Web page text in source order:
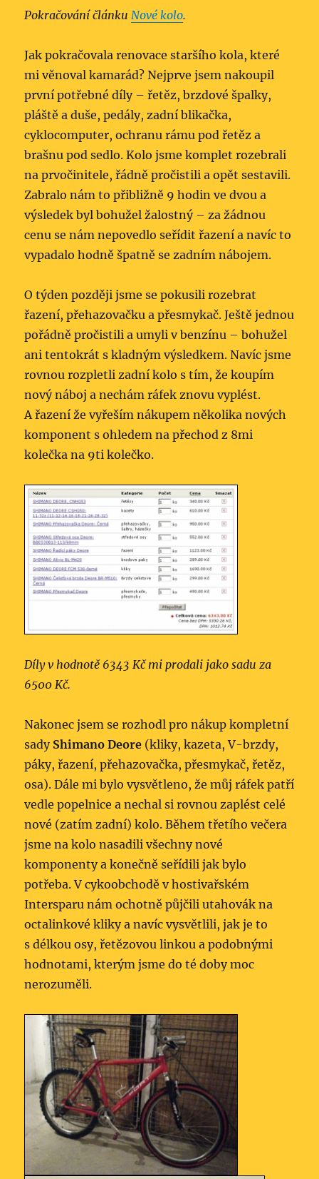
Pokračování článku Nové kolo.
Jak pokračovala renovace staršího kola, které
mi věnoval kamarád? Nejprve jsem nakoupil
první potřebné díly – řetěz, brzdové špalky,
pláště a duše, pedály, zadní blikačka,
cyklocomputer, ochranu rámu pod řetěz a
brašnu pod sedlo. Kolo jsme komplet rozebrali
na prvočinitele, řádně pročistili a opět sestavili.
Zabralo nám to přibližně 9 hodin ve dvou a
výsledek byl bohužel žalostný – za žádnou
cenu se nám nepovedlo seřídit řazení a navíc to
vypadalo hodně špatně se zadním nábojem.
O týden později jsme se pokusili rozebrat
řazení, přehazovačku a přesmykač. Ještě jednou
pořádně pročistili a umyli v benzínu – bohužel
ani tentokrát s kladným výsledkem. Navíc jsme
rovnou rozpletli zadní kolo s tím, že koupím
nový náboj a nechám ráfek znovu vyplést.
A řazení že vyřeším nákupem několika nových
komponent s ohledem na přechod z 8mi
kolečka na 9ti kolečko.
Díly v hodnotě 6343 Kč mi prodali jako sadu za
6500 Kč.
Nakonec jsem se rozhodl pro nákup kompletní
sady Shimano Deore (kliky, kazeta, V-brzdy,
páky, řazení, přehazovačka, přesmykač, řetěz,
osa). Dále mi bylo vysvětleno, že můj ráfek patří
vedle popelnice a nechal si rovnou zaplést celé
nové (zatím zadní) kolo. Během třetího večera
jsme na kolo nasadili všechny nové
komponenty a konečně seřídili jak bylo
potřeba. V cykoobchodě v hostivařském
Intersparu nám ochotně půjčili utahovák na
octalinkové kliky a navíc vysvětlili, jak je to
s délkou osy, řetězovou linkou a podobnými
hodnotami, kterým jsme do té doby moc
nerozuměli.